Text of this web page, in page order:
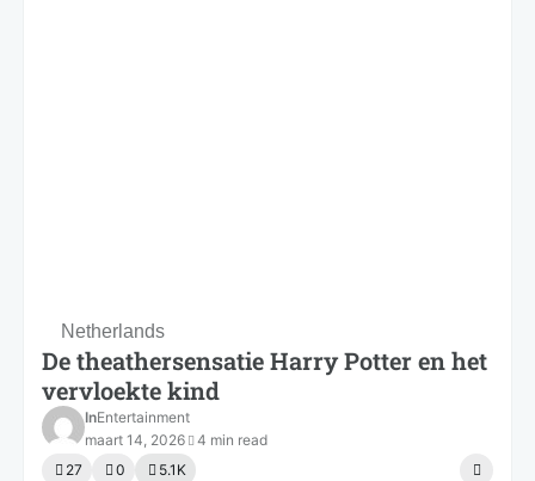
Netherlands
De theathersensatie Harry Potter en het
vervloekte kind
InEntertainment
maart 14, 2026
4 min read
27
0 5.1K